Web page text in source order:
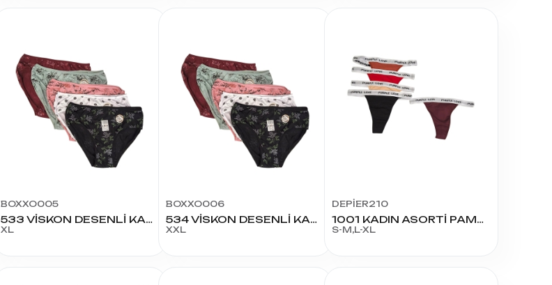
BOXXO005
533 VİSKON DESENLİ KADIN KÜLOT XL
XL
BOXXO006
534 VİSKON DESENLİ KADIN KÜLOT XXL
XXL
DEPİER210
1001 KADIN ASORTİ PAMUK TANGA
S-M,L-XL